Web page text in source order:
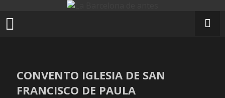
contenido
CONVENTO IGLESIA DE SAN
FRANCISCO DE PAULA